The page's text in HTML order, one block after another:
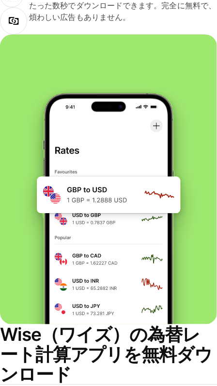
たった数秒でダウンロードできます。完全に無料で、
煩わしい広告もありません。
Wise（ワイズ）の為替レ
ート計算アプリを無料ダウ
ンロード